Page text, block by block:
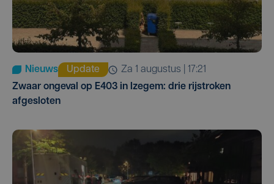
Nieuws Update
za 1 augustus | 17:21
Zwaar ongeval op E403 in Izegem: drie rijstroken
afgesloten